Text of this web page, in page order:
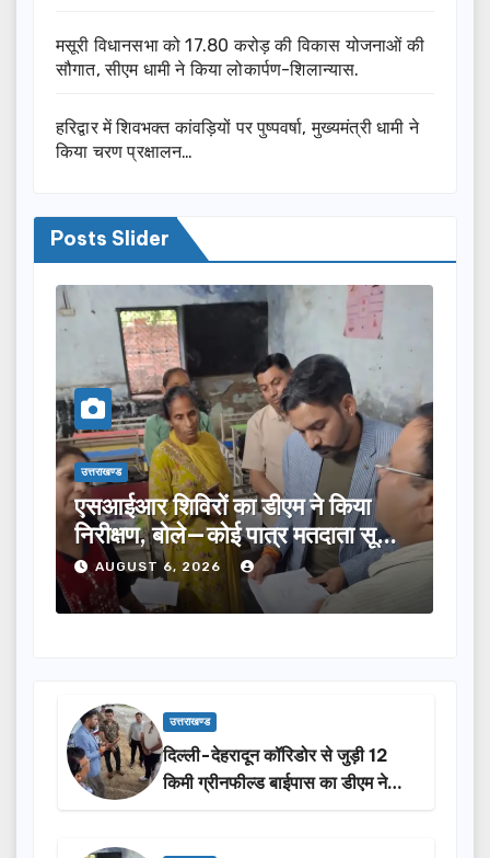
मसूरी विधानसभा को 17.80 करोड़ की विकास योजनाओं की
सौगात, सीएम धामी ने किया लोकार्पण-शिलान्यास.
हरिद्वार में शिवभक्त कांवड़ियों पर पुष्पवर्षा, मुख्यमंत्री धामी ने
किया चरण प्रक्षालन…
Posts Slider
उत्तराखण्ड
एसआईआर शिविरों का डीएम ने किया
निरीक्षण, बोले—कोई पात्र मतदाता सूची
से न छूटे…
AUGUST 6, 2026
उत्तराखण्ड
तीलू
का चयन,
होंगी
उत्तराखण्ड
दिल्ली-देहरादून कॉरिडोर से जुड़ी 12
किमी ग्रीनफील्ड बाईपास का डीएम ने
किया निरीक्षण…